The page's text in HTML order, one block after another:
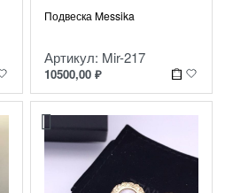
Подвеска Messika
Артикул: Mir-217
10500,00 ₽